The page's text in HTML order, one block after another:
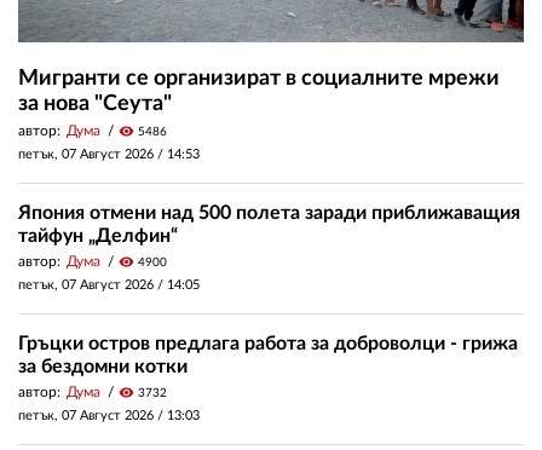
Мигранти се организират в социалните мрежи
за нова "Сеута"
автор: Дума visibility 5486
петък, 07 Август 2026 / 14:53
Япония отмени над 500 полета заради приближаващия
тайфун „Делфин“
автор: Дума visibility 4900
петък, 07 Август 2026 / 14:05
Гръцки остров предлага работа за доброволци - грижа
за бездомни котки
автор: Дума visibility 3732
петък, 07 Август 2026 / 13:03